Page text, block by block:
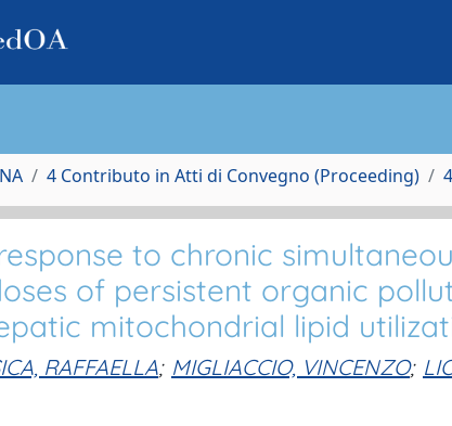
4 Contributo in Atti di Convegno (Proceeding)
to chronic
of persistent organic
mitochondrial lipid
RAFFAELLA; MIGLIACCIO, VINCENZO;